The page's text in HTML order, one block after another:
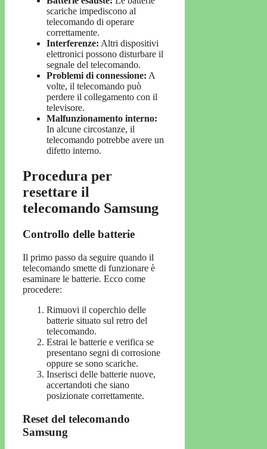
scariche impediscono al
telecomando di operare
correttamente.
Interferenze: Altri dispositivi
elettronici possono disturbare il
segnale del telecomando.
Problemi di connessione: A
volte, il telecomando può
perdere il collegamento con il
televisore.
Malfunzionamento interno:
In alcune circostanze, il
telecomando potrebbe avere un
difetto interno.
Procedura per
resettare il
telecomando Samsung
Controllo delle batterie
Il primo passo da seguire quando il
telecomando smette di funzionare è
esaminare le batterie. Ecco come
procedere:
Rimuovi il coperchio delle
batterie situato sul retro del
telecomando.
Estrai le batterie e verifica se
presentano segni di corrosione
oppure se sono scariche.
Inserisci delle batterie nuove,
accertandoti che siano
posizionate correttamente.
Reset del telecomando
Samsung